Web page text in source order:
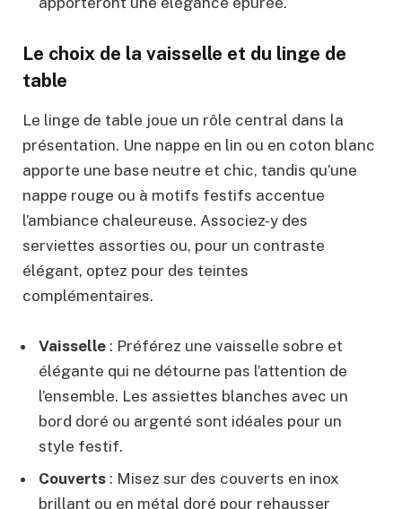
Le choix de la vaisselle et du linge de
table
Le linge de table joue un rôle central dans la
présentation. Une nappe en lin ou en coton blanc
apporte une base neutre et chic, tandis qu’une
nappe rouge ou à motifs festifs accentue
l’ambiance chaleureuse. Associez-y des
serviettes assorties ou, pour un contraste
élégant, optez pour des teintes
complémentaires.
Vaisselle : Préférez une vaisselle sobre et
élégante qui ne détourne pas l’attention de
l’ensemble. Les assiettes blanches avec un
bord doré ou argenté sont idéales pour un
style festif.
Couverts : Misez sur des couverts en inox
brillant ou en métal doré pour rehausser